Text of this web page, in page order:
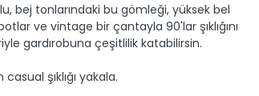
bej tonlarındaki bu gömleği, yüksek bel
ve vintage bir çantayla 90'lar şıklığını
gardırobuna çeşitlilik katabilirsin.
şıklığı yakala.